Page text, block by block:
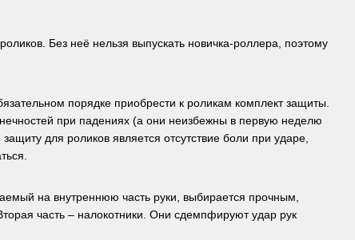
Без неё нельзя выпускать новичка-роллера, поэтому
порядке приобрести к роликам комплект защиты.
при падениях (а они неизбежны в первую неделю
для роликов является отсутствие боли при ударе,
на внутреннюю часть руки, выбирается прочным,
часть – налокотники. Они сдемпфируют удар рук